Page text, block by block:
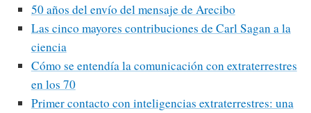
50 años del envío del mensaje de Arecibo
Las cinco mayores contribuciones de Carl Sagan a la
ciencia
Cómo se entendía la comunicación con extraterrestres
en los 70
Primer contacto con inteligencias extraterrestres: una